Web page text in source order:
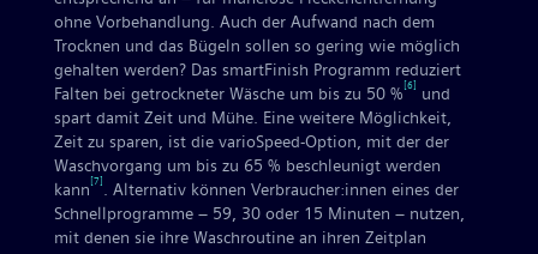
ohne Vorbehandlung. Auch der Aufwand nach dem
Trocknen und das Bügeln sollen so gering wie möglich
gehalten werden? Das smartFinish Programm reduziert
Falten bei getrockneter Wäsche um bis zu 50 % [6]
und
spart damit Zeit und Mühe. Eine weitere Möglichkeit,
Zeit zu sparen, ist die varioSpeed-Option, mit der der
Waschvorgang um bis zu 65 % beschleunigt werden
kann [7]
. Alternativ können Verbraucher:innen eines der
Schnellprogramme – 59, 30 oder 15 Minuten – nutzen,
mit denen sie ihre Waschroutine an ihren Zeitplan